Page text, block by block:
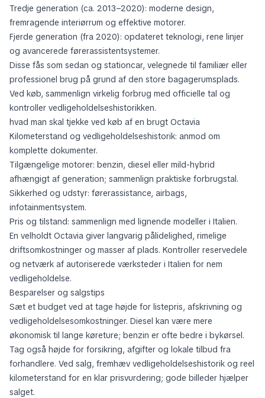
Tredje generation (ca. 2013–2020): moderne design,
fremragende interiørrum og effektive motorer.
Fjerde generation (fra 2020): opdateret teknologi, rene linjer
og avancerede førerassistentsystemer.
Disse fås som sedan og stationcar, velegnede til familiær eller
professionel brug på grund af den store bagagerumsplads.
Ved køb, sammenlign virkelig forbrug med officielle tal og
kontroller vedligeholdelseshistorikken.
hvad man skal tjekke ved køb af en brugt Octavia
Kilometerstand og vedligeholdelseshistorik: anmod om
komplette dokumenter.
Tilgængelige motorer: benzin, diesel eller mild-hybrid
afhængigt af generation; sammenlign praktiske forbrugstal.
Sikkerhed og udstyr: førerassistance, airbags,
infotainmentsystem.
Pris og tilstand: sammenlign med lignende modeller i Italien.
En velholdt Octavia giver langvarig pålidelighed, rimelige
driftsomkostninger og masser af plads. Kontroller reservedele
og netværk af autoriserede værksteder i Italien for nem
vedligeholdelse.
Besparelser og salgstips
Sæt et budget ved at tage højde for listepris, afskrivning og
vedligeholdelsesomkostninger. Diesel kan være mere
økonomisk til lange køreture; benzin er ofte bedre i bykørsel.
Tag også højde for forsikring, afgifter og lokale tilbud fra
forhandlere. Ved salg, fremhæv vedligeholdelseshistorik og reel
kilometerstand for en klar prisvurdering; gode billeder hjælper
salget.